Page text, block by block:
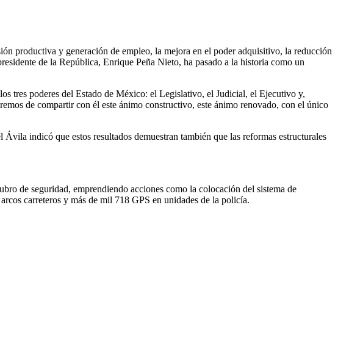
productiva y generación de empleo, la mejora en el poder adquisitivo, la reducción
de la República, Enrique Peña Nieto, ha pasado a la historia como un
tres poderes del Estado de México: el Legislativo, el Judicial, el Ejecutivo y,
de compartir con él este ánimo constructivo, este ánimo renovado, con el único
indicó que estos resultados demuestran también que las reformas estructurales
de seguridad, emprendiendo acciones como la colocación del sistema de
carreteros y más de mil 718 GPS en unidades de la policía.